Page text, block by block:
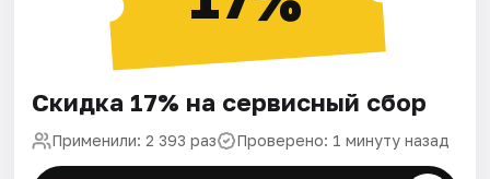
Скидка 17% на сервисный сбор
Применили: 2 393 раз Проверено: 1 минуту назад